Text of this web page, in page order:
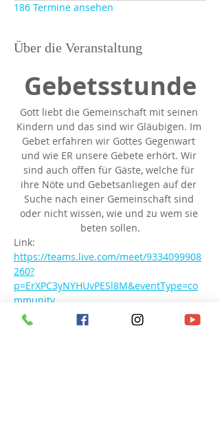
186 Termine ansehen
Über die Veranstaltung
Gebetsstunde
Gott liebt die Gemeinschaft mit seinen
Kindern und das sind wir Gläubigen. Im
Gebet erfahren wir Gottes Gegenwart
und wie ER unsere Gebete erhört. Wir
sind auch offen für Gäste, welche für
ihre Nöte und Gebetsanliegen auf der
Suche nach einer Gemeinschaft sind
oder nicht wissen, wie und zu wem sie
beten sollen.
Link:
https://teams.live.com/meet/9334099908
260?
p=ErXPC3yNYHUvPESl8M&eventType=co
mmunity
Besprechungs-ID: 933 409 990 826 0